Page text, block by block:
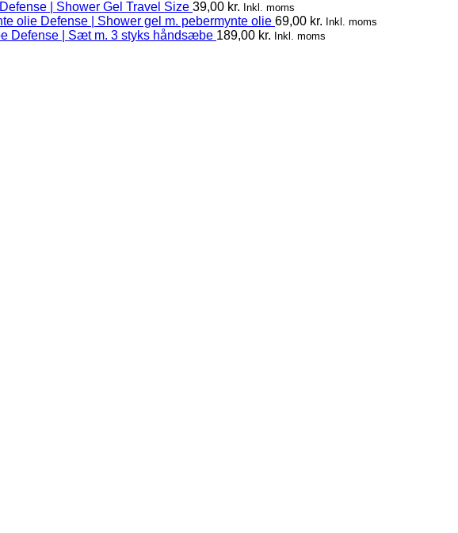
Defense | Shower Gel Travel Size 39,00 kr. Inkl. moms
Defense | Shower gel m. pebermynte olie 69,00 kr. Inkl. moms
Defense | Sæt m. 3 styks håndsæbe 189,00 kr. Inkl. moms